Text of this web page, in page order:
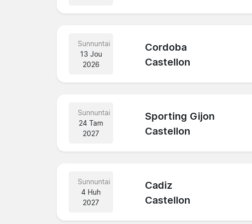
Sunnuntai
13 Jou
2026
Cordoba
Castellon
Sunnuntai
24 Tam
2027
Sporting Gijon
Castellon
Sunnuntai
4 Huh
2027
Cadiz
Castellon